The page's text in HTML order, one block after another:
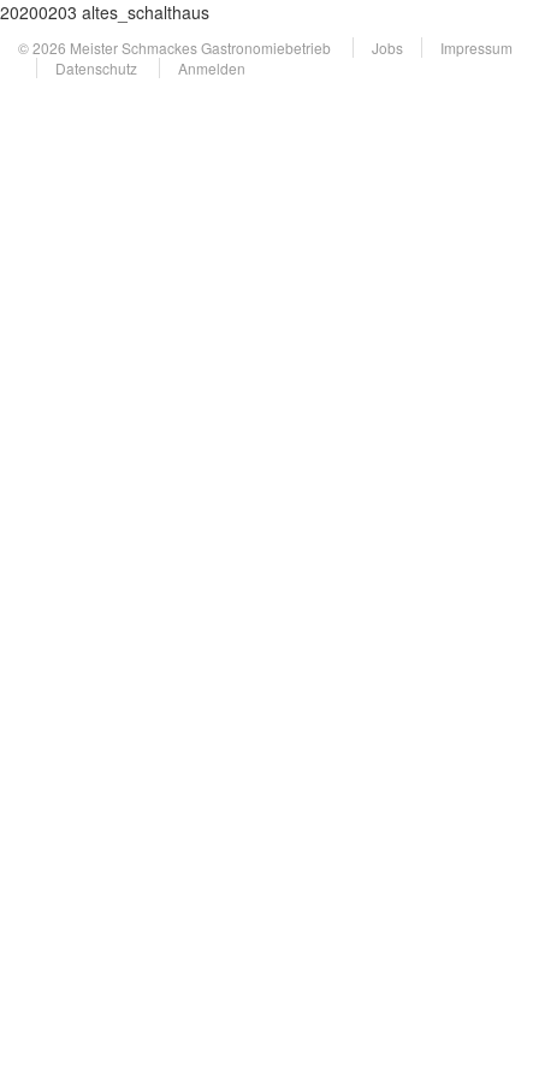
20200203 altes_schalthaus
© 2026 Meister Schmackes Gastronomiebetrieb Jobs
Impressum
Datenschutz
Anmelden